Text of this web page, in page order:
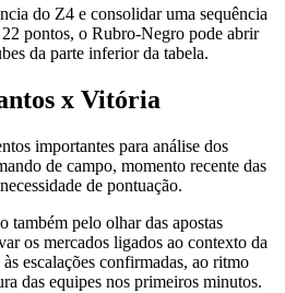
do Z4 e consolidar uma sequência
pontos, o Rubro-Negro pode abrir
da parte inferior da tabela.
x Vitória
importantes para análise dos
de campo, momento recente das
de pontuação.
também pelo olhar das apostas
os mercados ligados ao contexto da
escalações confirmadas, ao ritmo
das equipes nos primeiros minutos.